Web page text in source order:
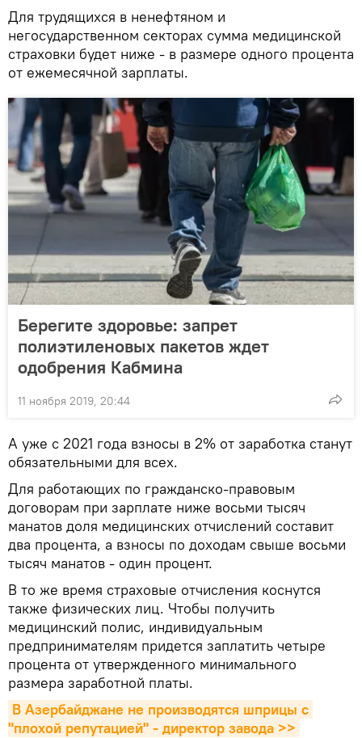
Для трудящихся в ненефтяном и
негосударственном секторах сумма медицинской
страховки будет ниже - в размере одного процента
от ежемесячной зарплаты.
Берегите здоровье: запрет
полиэтиленовых пакетов ждет
одобрения Кабмина
11 ноября 2019, 20:44
А уже с 2021 года взносы в 2% от заработка станут
обязательными для всех.
Для работающих по гражданско-правовым
договорам при зарплате ниже восьми тысяч
манатов доля медицинских отчислений составит
два процента, а взносы по доходам свыше восьми
тысяч манатов - один процент.
В то же время страховые отчисления коснутся
также физических лиц. Чтобы получить
медицинский полис, индивидуальным
предпринимателям придется заплатить четыре
процента от утвержденного минимального
размера заработной платы.
В Азербайджане не производятся шприцы с
"плохой репутацией" - директор завода >>